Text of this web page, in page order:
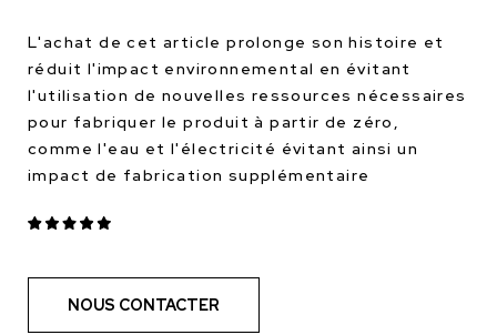
L'achat de cet article prolonge son histoire et
réduit l'impact environnemental en évitant
l'utilisation de nouvelles ressources nécessaires
pour fabriquer le produit à partir de zéro,
comme l'eau et l'électricité évitant ainsi un
impact de fabrication supplémentaire
NOUS CONTACTER